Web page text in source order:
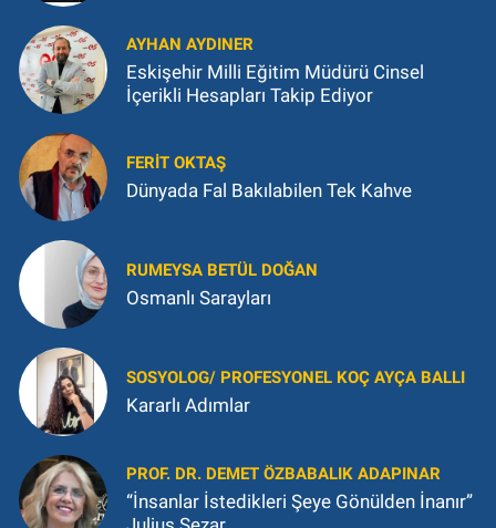
AYHAN AYDINER
Eskişehir Milli Eğitim Müdürü Cinsel
İçerikli Hesapları Takip Ediyor
FERIT OKTAŞ
Dünyada Fal Bakılabilen Tek Kahve
RUMEYSA BETÜL DOĞAN
Osmanlı Sarayları
SOSYOLOG/ PROFESYONEL KOÇ AYÇA BALLI
Kararlı Adımlar
PROF. DR. DEMET ÖZBABALIK ADAPINAR
“İnsanlar İstedikleri Şeye Gönülden İnanır”